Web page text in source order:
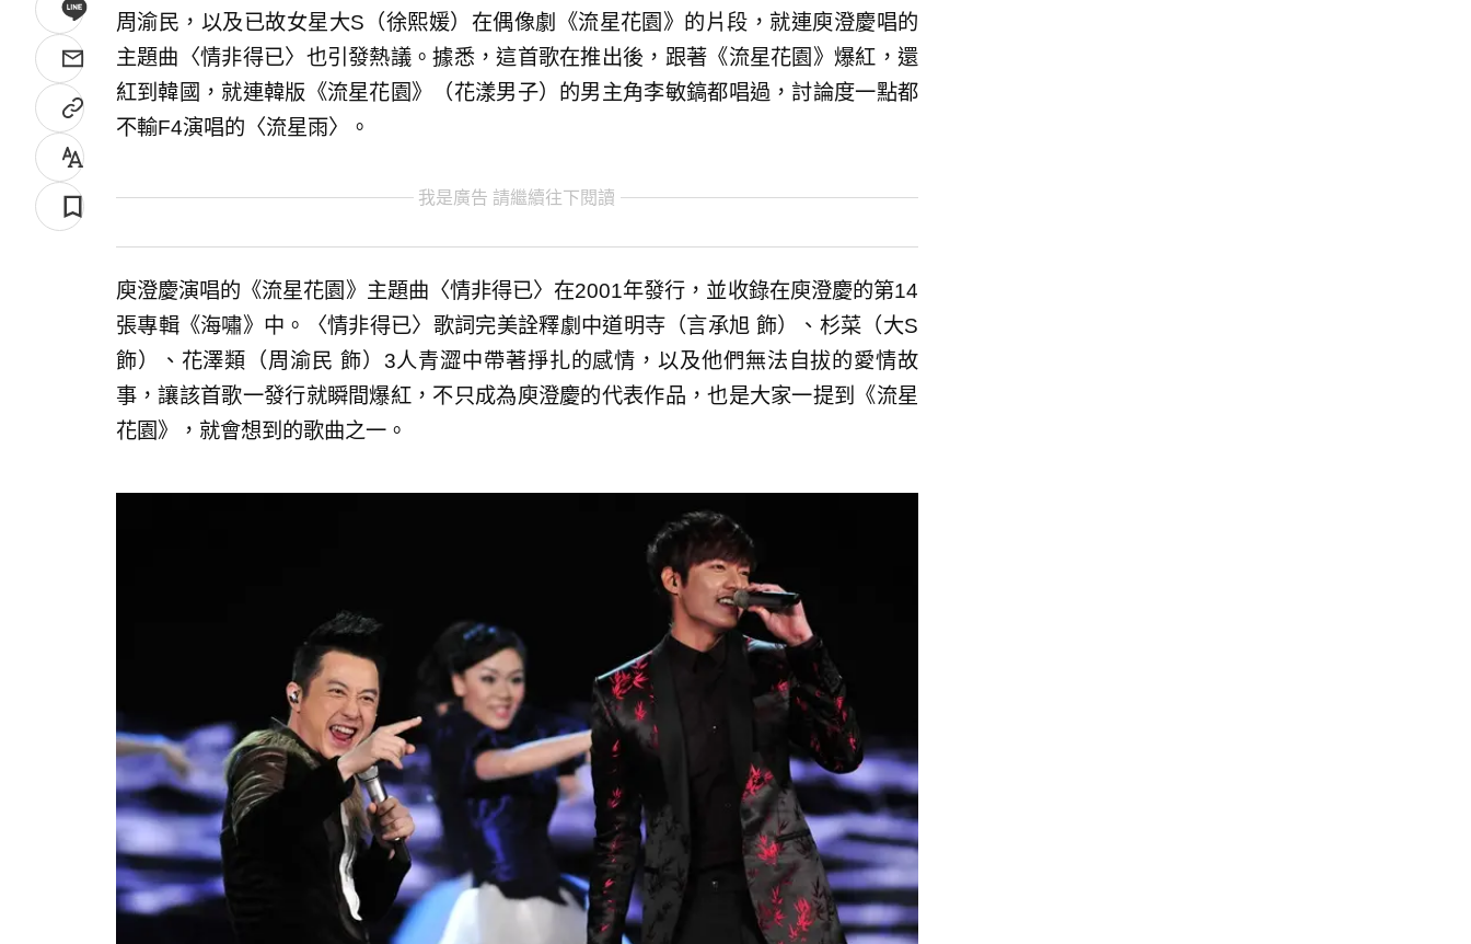
周渝民，以及已故女星大S（徐熙媛）在偶像劇《流星花園》的片段，就連庾澄慶唱的
主題曲〈情非得已〉也引發熱議。據悉，這首歌在推出後，跟著《流星花園》爆紅，還
紅到韓國，就連韓版《流星花園》（花漾男子）的男主角李敏鎬都唱過，討論度一點都
不輸F4演唱的〈流星雨〉。
我是廣告 請繼續往下閱讀
庾澄慶演唱的《流星花園》主題曲〈情非得已〉在2001年發行，並收錄在庾澄慶的第14
張專輯《海嘯》中。〈情非得已〉歌詞完美詮釋劇中道明寺（言承旭 飾）、杉菜（大S
飾）、花澤類（周渝民 飾）3人青澀中帶著掙扎的感情，以及他們無法自拔的愛情故
事，讓該首歌一發行就瞬間爆紅，不只成為庾澄慶的代表作品，也是大家一提到《流星
花園》，就會想到的歌曲之一。